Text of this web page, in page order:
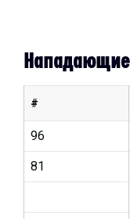
Нападающие
#
96
81